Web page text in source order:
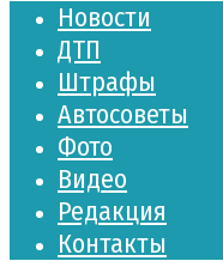
Новости
ДТП
Штрафы
Автосоветы
Фото
Видео
Редакция
Контакты